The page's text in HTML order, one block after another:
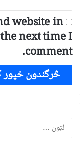
website in
next time I
comment.